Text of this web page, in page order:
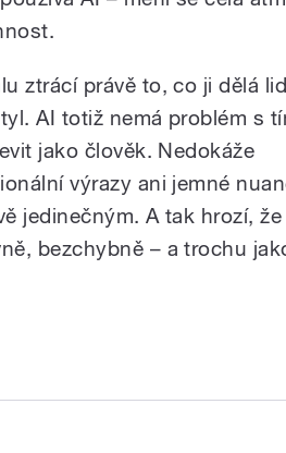
ztrácí právě to, co ji dělá
AI totiž nemá problém s
jako člověk. Nedokáže
výrazy ani jemné
jedinečným. A tak hrozí,
bezchybně – a trochu